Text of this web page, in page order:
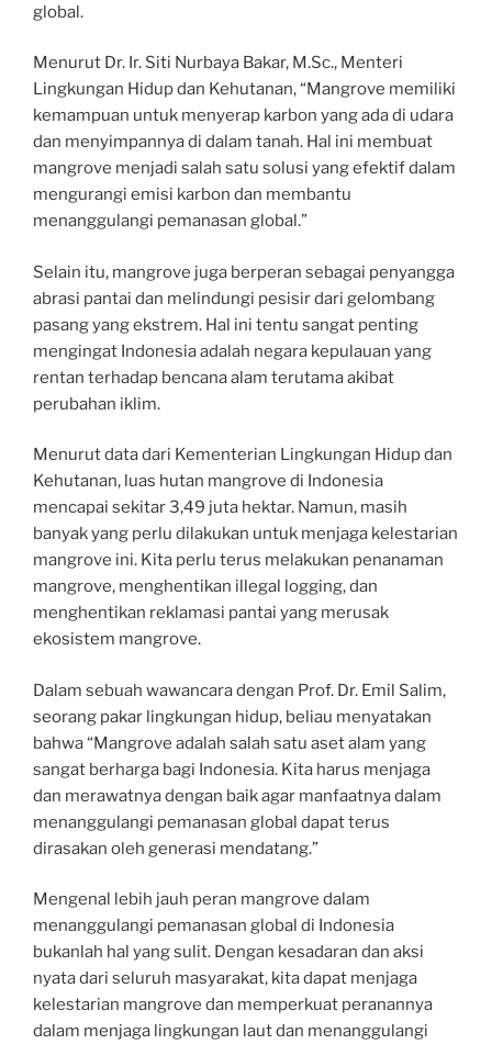
global.
Menurut Dr. Ir. Siti Nurbaya Bakar, M.Sc., Menteri
Lingkungan Hidup dan Kehutanan, “Mangrove memiliki
kemampuan untuk menyerap karbon yang ada di udara
dan menyimpannya di dalam tanah. Hal ini membuat
mangrove menjadi salah satu solusi yang efektif dalam
mengurangi emisi karbon dan membantu
menanggulangi pemanasan global.”
Selain itu, mangrove juga berperan sebagai penyangga
abrasi pantai dan melindungi pesisir dari gelombang
pasang yang ekstrem. Hal ini tentu sangat penting
mengingat Indonesia adalah negara kepulauan yang
rentan terhadap bencana alam terutama akibat
perubahan iklim.
Menurut data dari Kementerian Lingkungan Hidup dan
Kehutanan, luas hutan mangrove di Indonesia
mencapai sekitar 3,49 juta hektar. Namun, masih
banyak yang perlu dilakukan untuk menjaga kelestarian
mangrove ini. Kita perlu terus melakukan penanaman
mangrove, menghentikan illegal logging, dan
menghentikan reklamasi pantai yang merusak
ekosistem mangrove.
Dalam sebuah wawancara dengan Prof. Dr. Emil Salim,
seorang pakar lingkungan hidup, beliau menyatakan
bahwa “Mangrove adalah salah satu aset alam yang
sangat berharga bagi Indonesia. Kita harus menjaga
dan merawatnya dengan baik agar manfaatnya dalam
menanggulangi pemanasan global dapat terus
dirasakan oleh generasi mendatang.”
Mengenal lebih jauh peran mangrove dalam
menanggulangi pemanasan global di Indonesia
bukanlah hal yang sulit. Dengan kesadaran dan aksi
nyata dari seluruh masyarakat, kita dapat menjaga
kelestarian mangrove dan memperkuat peranannya
dalam menjaga lingkungan laut dan menanggulangi